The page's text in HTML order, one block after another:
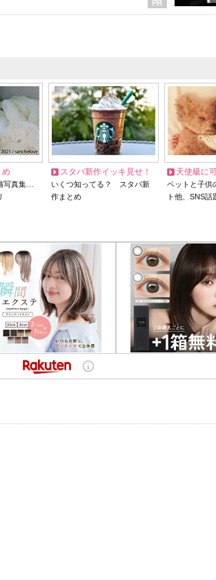
め
写真集…
スタバ新作イッキ見せ！
いくつ知ってる？ スタバ新
作まとめ
天使級に
ペットと子供
ト他、SNS